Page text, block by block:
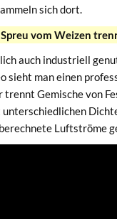
sich dort.
Spreu vom Weizen
auch industriell
sieht man einen
trennt Gemische von
unterschiedlichen
Luftströme